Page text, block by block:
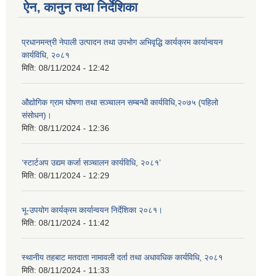
ऐन, कानुन तथा निर्देशिका
प्रधानमन्त्री नेपाली उत्पादन तथा उपभोग अभिवृद्धि कार्यक्रम कार्यान्वयन
कार्यविधि, २०८१
मिति: 08/11/2024 - 12:42
औद्योगिक ग्राम घोषणा तथा सञ्‍चालन सम्बन्धी कार्यविधि,२०७५ (पहिलो
संसोधन)।
मिति: 08/11/2024 - 12:36
‘स्टार्टअप उद्यम कर्जा सञ्चालन कार्यविधि, २०८१’
मिति: 08/11/2024 - 12:29
भू-उपयोग कार्यक्रम कार्यान्वयन निर्देशिका २०८१।
मिति: 08/11/2024 - 11:42
स्थानीय तहबाट मतदाता नामावली दर्ता तथा अधावधिक कार्यविधि, २०८१
मिति: 08/11/2024 - 11:33